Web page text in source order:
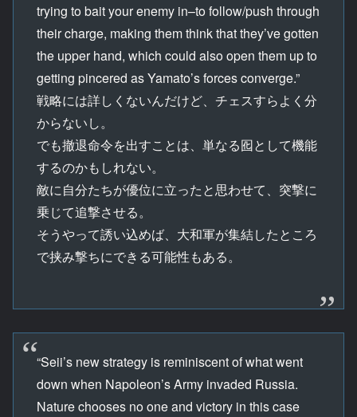
trying to bait your enemy in–to follow/push through
their charge, making them think that they’ve gotten
the upper hand, which could also open them up to
getting pincered as Yamato’s forces converge.”
戦略には詳しくないんだけど、チェスすらよく分
からないし。
でも撤退命令を出すことは、単なる囮として機能
するのかもしれない。
敵に自分たちが優位に立ったと思わせて、突撃に
乗じて追撃させる。
そうやって誘い込めば、大和軍が集結したところ
で挟み撃ちにできる可能性もある。
“Seii’s new strategy is reminiscent of what went
down when Napoleon’s Army invaded Russia.
Nature chooses no one and victory in this case